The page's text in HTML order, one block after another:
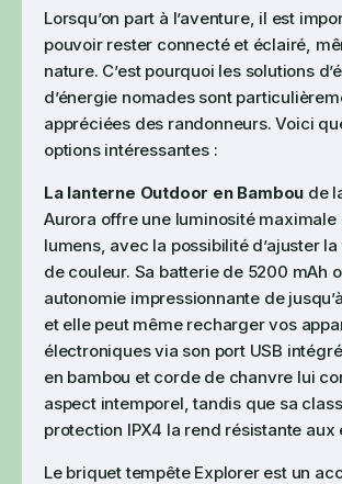
Lorsqu’on part à l’aventure, il est
pouvoir rester connecté et éclairé,
nature. C’est pourquoi les solutions
d’énergie nomades sont
appréciées des randonneurs. Voici
options intéressantes :
La lanterne Outdoor en Bambou de
Aurora offre une luminosité maximale
lumens, avec la possibilité d’ajuster
de couleur. Sa batterie de 5200 mAh
autonomie impressionnante de
et elle peut même recharger vos
électroniques via son port USB
en bambou et corde de chanvre lui
aspect intemporel, tandis que sa
protection IPX4 la rend résistante aux
Le briquet tempête Explorer est un